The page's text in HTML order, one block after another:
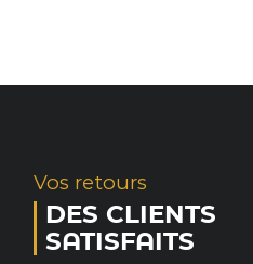
Vos retours
DES CLIENTS
SATISFAITS